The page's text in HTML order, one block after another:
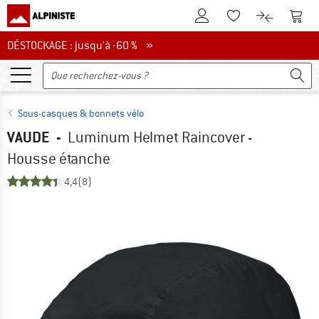
Vers le compte client
Vers la liste
Vers le
DÉSTOCKAGE : jusqu'à -60 %
DÉSTOCKAGE : jusqu'à -60 % »
Sous-casques & bonnets vélo
VAUDE - Luminum Helmet Raincover -
Housse étanche
4,4(8)